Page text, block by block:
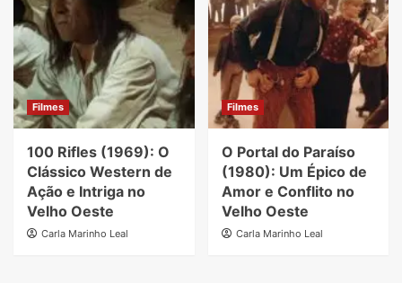
Filmes
100 Rifles (1969): O
Clássico Western de
Ação e Intriga no
Velho Oeste
Carla Marinho Leal
Filmes
O Portal do Paraíso
(1980): Um Épico de
Amor e Conflito no
Velho Oeste
Carla Marinho Leal